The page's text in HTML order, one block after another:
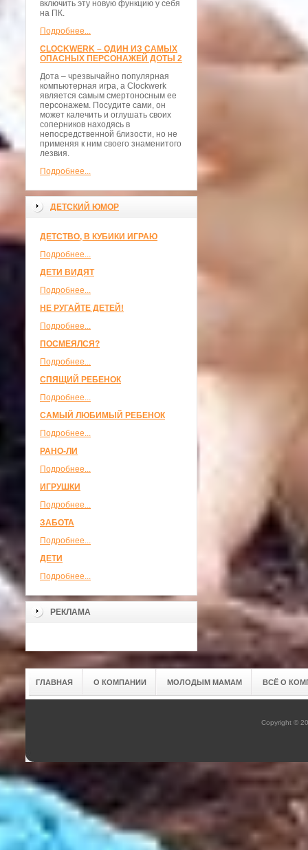
включить эту новую функцию у себя
на ПК.
Подробнее...
CLOCKWERK – ОДИН ИЗ САМЫХ
ОПАСНЫХ ПЕРСОНАЖЕЙ ДОТЫ 2
Дота – чрезвычайно популярная
компьютерная игра, а Clockwerk
является самым смертоносным ее
персонажем. Посудите сами, он
может калечить и оглушать своих
соперников находясь в
непосредственной близости, но не
применяя к ним своего знаменитого
лезвия.
Подробнее...
ДЕТСКИЙ ЮМОР
ДЕТСТВО, В КУБИКИ ИГРАЮ
Подробнее...
ДЕТИ ВИДЯТ
Подробнее...
НЕ РУГАЙТЕ ДЕТЕЙ!
Подробнее...
ПОСМЕЯЛСЯ?
Подробнее...
СПЯЩИЙ РЕБЕНОК
Подробнее...
САМЫЙ ЛЮБИМЫЙ РЕБЕНОК
Подробнее...
РАНО-ЛИ
Подробнее...
ИГРУШКИ
Подробнее...
ЗАБОТА
Подробнее...
ДЕТИ
Подробнее...
РЕКЛАМА
ГЛАВНАЯ О КОМПАНИИ МОЛОДЫМ МАМАМ ВСЁ О
Copyright ©